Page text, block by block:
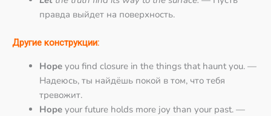
правда выйдет на поверхность.
Другие конструкции:
Hope you find closure in the things that haunt you. —
Надеюсь, ты найдёшь покой в том, что тебя
тревожит.
Hope your future holds more joy than your past. —